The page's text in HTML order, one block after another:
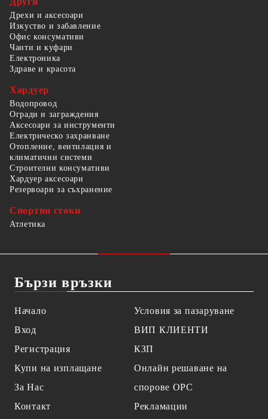
Дрехи и аксесоари
Изкуство и забавление
Офис консумативи
Чанти и куфари
Електроника
Здраве и красота
Хардуер
Водопровод
Огради и заграждения
Аксесоари за инструменти
Електрическо захранване
Отопление, вентилация и
климатични системи
Строителни консумативи
Хардуер аксесоари
Резервоари за съхранение
Спортни стоки
Атлетика
Бързи връзки
Начало
Вход
Регистрация
Купи на изплащане
За Нас
Контакт
Условия за пазаруване
ВИП КЛИЕНТИ
КЗП
Онлайн решаване на
спорове OPC
Рекламации